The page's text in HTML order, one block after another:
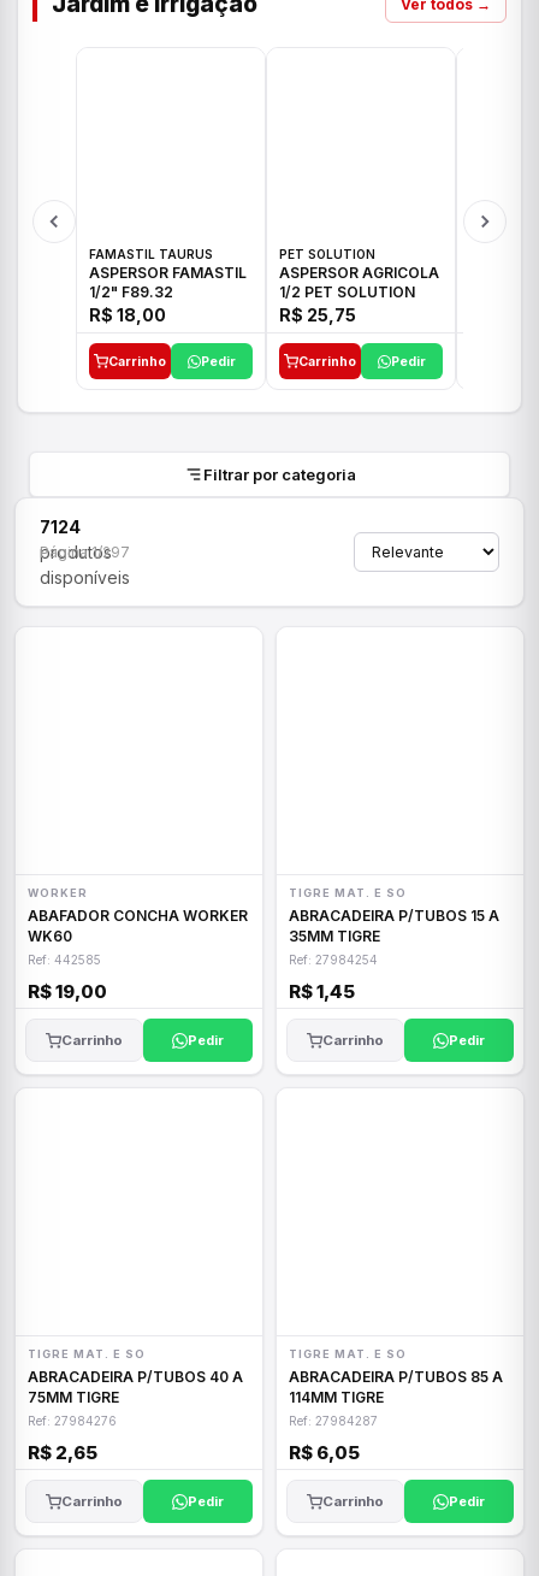
Ver todos →
FAMASTIL TAURUS
ASPERSOR FAMASTIL
1/2" F89.32
R$ 18,00
Carrinho Pedir
PET SOLUTION
ASPERSOR AGRICOLA
1/2 PET SOLUTION
R$ 25,75
Carrinho Pedir
Filtrar por categoria
7124
produtos
disponíveis
Página 1/297
WORKER
ABAFADOR CONCHA WORKER
WK60
Ref: 442585
R$ 19,00
Carrinho Pedir
TIGRE MAT. E SO
ABRACADEIRA P/TUBOS 15 A
35MM TIGRE
Ref: 27984254
R$ 1,45
Carrinho Pedir
TIGRE MAT. E SO
ABRACADEIRA P/TUBOS 40 A
75MM TIGRE
Ref: 27984276
R$ 2,65
Carrinho Pedir
TIGRE MAT. E SO
ABRACADEIRA P/TUBOS 85 A
114MM TIGRE
Ref: 27984287
R$ 6,05
Carrinho Pedir